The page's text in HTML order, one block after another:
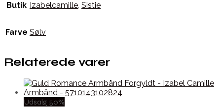
Butik Izabelcamille, Sistie
Farve Sølv
Relaterede varer
Udsalg 50%